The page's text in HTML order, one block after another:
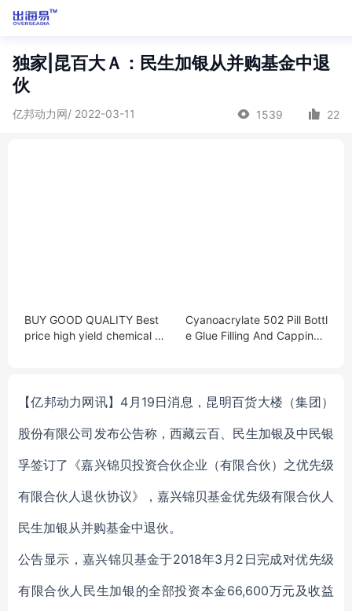
独家|昆百大Ａ：民生加银从并购基金中退
伙
亿邦动力网/ 2022-03-11 1539 22
BUY GOOD QUALITY Best
price high yield chemical P
Cyanoacrylate 502 Pill Bottl
e Glue Filling And Capping
【亿邦动力网讯】4月19日消息，昆明百货大楼（集团）
股份有限公司发布公告称，西藏云百、民生加银及中民银
孚签订了《嘉兴锦贝投资合伙企业（有限合伙）之优先级
有限合伙人退伙协议》，嘉兴锦贝基金优先级有限合伙人
民生加银从并购基金中退伙。
公告显示，嘉兴锦贝基金于2018年3月2日完成对优先级
有限合伙人民生加银的全部投资本金66,600万元及收益